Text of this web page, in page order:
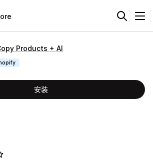
Products + AI
安装